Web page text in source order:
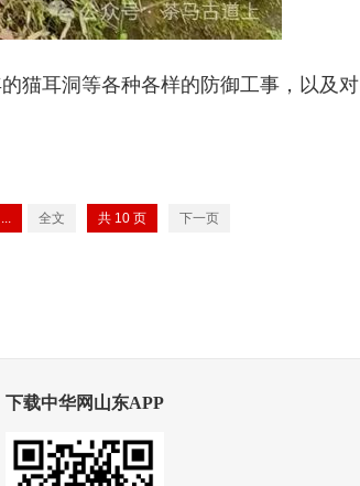
猫耳洞等各种各样的防御工事，以及对
... 全文 共 10 页 下一页
下载中华网山东APP